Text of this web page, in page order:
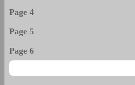
Page 4
Page 5
Page 6